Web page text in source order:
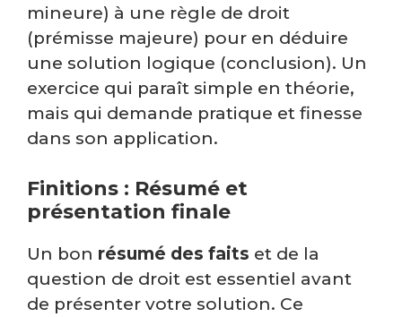
mineure) à une règle de droit
(prémisse majeure) pour en déduire
une solution logique (conclusion). Un
exercice qui paraît simple en théorie,
mais qui demande pratique et finesse
dans son application.
Finitions : Résumé et
présentation finale
Un bon résumé des faits et de la
question de droit est essentiel avant
de présenter votre solution. Ce